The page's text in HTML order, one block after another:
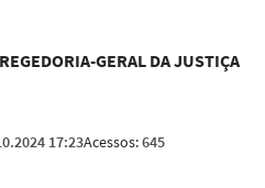
GERAL DA JUSTIÇA
17:23Acessos:645